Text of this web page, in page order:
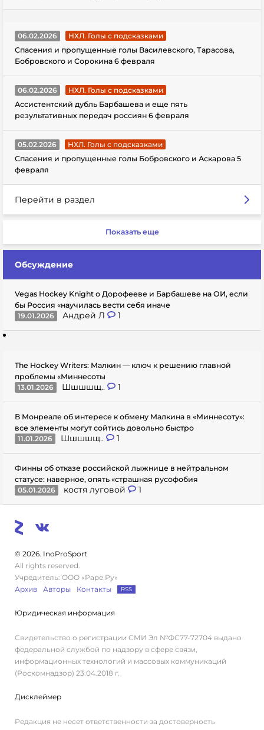
06.02.2026
НХЛ. Голы с подсказками
Спасения и пропущенные голы Василевского, Тарасова,
Бобровского и Сорокина 6 февраля
06.02.2026
НХЛ. Голы с подсказками
Ассистентский дубль Барбашева и еще пять
результативных передач россиян 6 февраля
05.02.2026
НХЛ. Голы с подсказками
Спасения и пропущенные голы Бобровского и Аскарова 5
февраля
Перейти в раздел
Показать еще
Обсуждение
Vegas Hockey Knight о Дорофееве и Барбашеве на ОИ, если
бы Россия «научилась вести себя иначе
19.01.2026
Андрей Л 1
The Hockey Writers: Малкин — ключ к решению главной
проблемы «Миннесоты
13.01.2026
Шшшшщ.. 1
В Монреале об интересе к обмену Малкина в «Миннесоту»:
все элементы могут сойтись довольно быстро
11.01.2026
Шшшшщ.. 1
Финны об отказе российской лыжнице в нейтральном
статусе: наверное, опять «страшная русофобия
05.01.2026
костя луговой 1
© 2026. InoProSport
All rights reserved.
Учредитель: ООО «Раре.Ру»
Архив
Авторы Контакты RSS
Юридическая информация
Свидетельство о регистрации СМИ Эл №ФС77-72704 выдано
федеральной службой по надзору в сфере связи,
информационных технологий и массовых коммуникаций
(Роскомнадзор) 23.04.2018 г.
Дисклеймер
Редакция не несет ответственности за достоверность